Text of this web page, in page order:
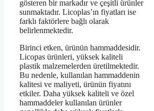
gösteren bir markadır ve çeşitli ürünler
sunmaktadır. Licoplas’ın fiyatları ise
farklı faktörlere bağlı olarak
belirlenmektedir.
Birinci etken, ürünün hammaddesidir.
Licopas ürünleri, yüksek kaliteli
plastik malzemelerden üretilmektedir.
Bu nedenle, kullanılan hammaddenin
kalitesi ve maliyeti, ürünün fiyatını
etkiler. Daha yüksek kaliteli ve özel
hammaddeler kullanılan ürünler